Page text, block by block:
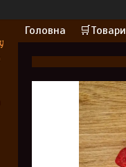
Головна 🛒Товари